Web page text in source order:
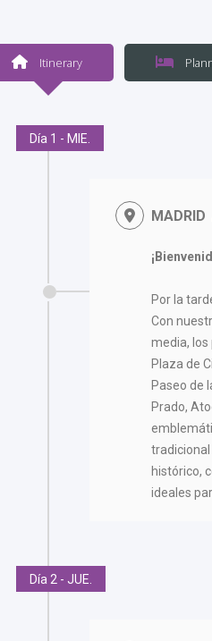
Itinerary
Día 1 - MIE.
MADRID
Por la
Con
media, los
Plaza de
Paseo de
Prado,
tradicional
histórico,
ideales
Día 2 - JUE.